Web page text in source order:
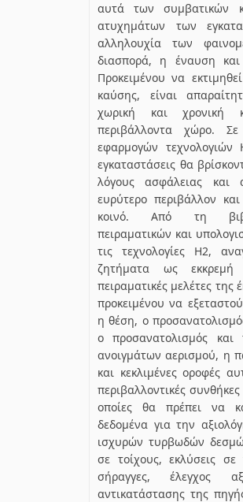
αυτά των συμβατικών
ατυχημάτων των
αλληλουχία των
διασπορά, η έναυση
Προκειμένου να
καύσης, είναι
χωρική και χρονική
περιβάλλοντα χώρο.
εφαρμογών
εγκαταστάσεις θα
λόγους ασφάλειας
ευρύτερο περιβάλλον
κοινό. Από τη
πειραματικών και
τις τεχνολογίες Η2,
ζητήματα ως εκκρεμή
πειραματικές μελέτες
προκειμένου να
η θέση, ο
ο προσανατολισμός
ανοιγμάτων αερισμού, η
και κεκλιμένες οροφές
περιβαλλοντικές
οποίες θα πρέπει να
δεδομένα για την
ισχυρών τυρβωδών
σε τοίχους, εκλύσεις σε
σήραγγες, έλεγχος
αντικατάστασης της